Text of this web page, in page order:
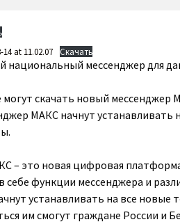
at 11.02.07
Скачать
национальный мессенджер для
скачать новый мессенджер
МАКС начнут
– это новая цифровая
функции мессенджера и
устанавливать на все
им смогут граждане России и